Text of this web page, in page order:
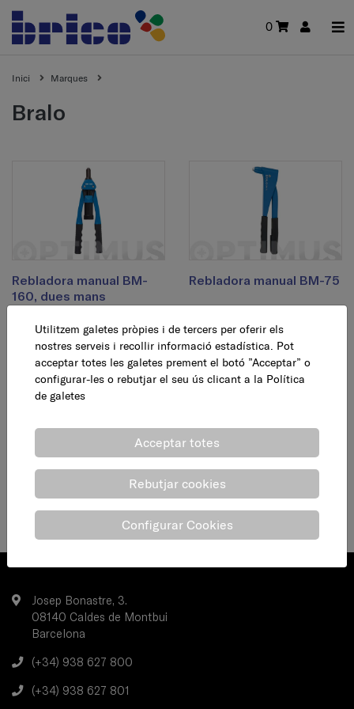
0
Inici Marques
bralo
Rebladora manual BM-
160, dues mans
93,78 € AFEGEIX
Rebladora manual BM-75
36,95 €
Josep Bonastre, 3.
08140 Caldes de Montbui
Barcelona
(+34) 938 627 800
(+34) 938 627 801
Utilitzem galetes pròpies i de tercers per oferir els
nostres serveis i recollir informació estadística. Pot
acceptar totes les galetes prement el botó ”Acceptar” o
configurar-les o rebutjar el seu ús clicant a la Política
de galetes
Acceptar totes
Rebutjar cookies
Configurar Cookies